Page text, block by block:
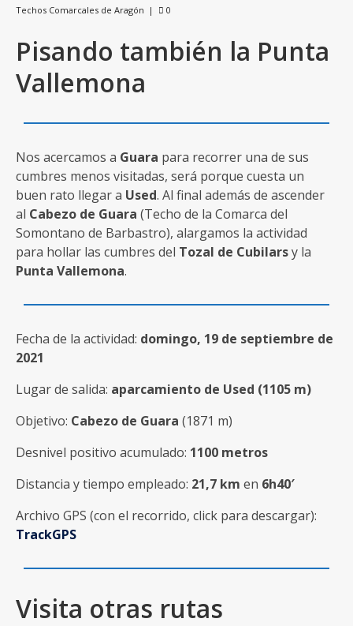
Techos Comarcales de Aragón | 0
Pisando también la Punta
Vallemona
Nos acercamos a Guara para recorrer una de sus
cumbres menos visitadas, será porque cuesta un
buen rato llegar a Used. Al final además de ascender
al Cabezo de Guara (Techo de la Comarca del
Somontano de Barbastro), alargamos la actividad
para hollar las cumbres del Tozal de Cubilarsy la
Punta Vallemona.
Fecha de la actividad: domingo, 19 de septiembre de
2021
Lugar de salida: aparcamiento de Used (1105 m)
Objetivo: Cabezo de Guara (1871 m)
Desnivel positivo acumulado: 1100 metros
Distancia y tiempo empleado: 21,7 km en 6h40′
Archivo GPS (con el recorrido, click para descargar):
TrackGPS
Visita otras rutas